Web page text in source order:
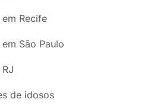
Recife
São Paulo
de idosos